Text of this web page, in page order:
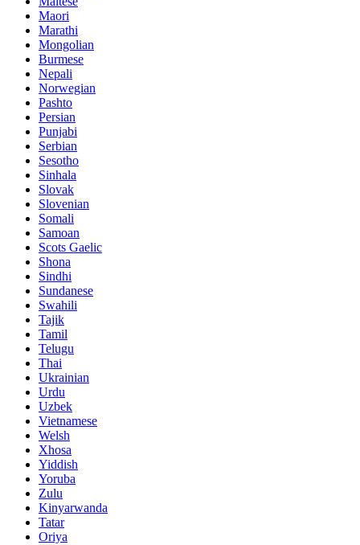
Maori
Marathi
Mongolian
Burmese
Nepali
Norwegian
Pashto
Persian
Punjabi
Serbian
Sesotho
Sinhala
Slovak
Slovenian
Somali
Samoan
Scots Gaelic
Shona
Sindhi
Sundanese
Swahili
Tajik
Tamil
Telugu
Thai
Ukrainian
Urdu
Uzbek
Vietnamese
Welsh
Xhosa
Yiddish
Yoruba
Zulu
Kinyarwanda
Tatar
Oriya